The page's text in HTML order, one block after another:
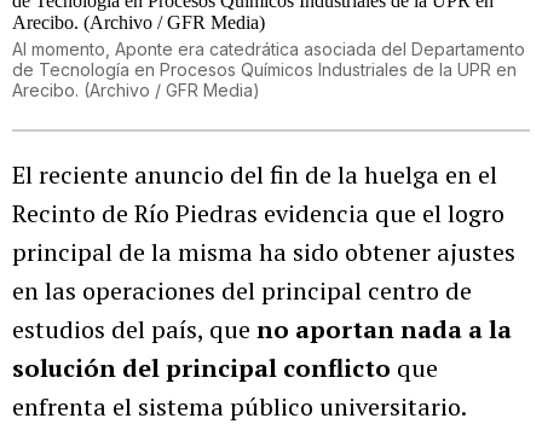
Al momento, Aponte era catedrática asociada del Departamento
de Tecnología en Procesos Químicos Industriales de la UPR en
Arecibo. (Archivo / GFR Media)
El reciente anuncio del fin de la huelga en el
Recinto de Río Piedras evidencia que el logro
principal de la misma ha sido obtener ajustes
en las operaciones del principal centro de
estudios del país, que no aportan nada a la
solución del principal conflicto que
enfrenta el sistema público universitario.